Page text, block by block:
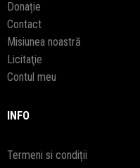
Donație
Contact
Misiunea noastră
Licitaţie
Contul meu
INFO
Termeni si condiții